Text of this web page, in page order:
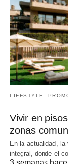
LIFESTYLE
Vivir en
zonas
En la actualidad, la
integral, donde el
3 semanas hace